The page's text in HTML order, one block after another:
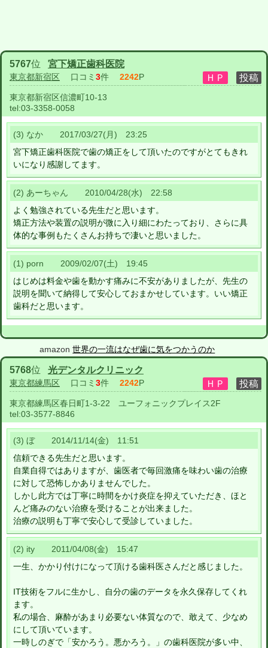
5767位 宮下矯正歯科医院
東京都新宿区 口コミ 3件 2242P
東京都新宿区信濃町10-13
tel:03-3358-0058
(3) なか 2017/03/27(月) 23:25
宮下矯正歯科医院で歯の矯正をして頂いたのですがとてもきれ
いになり感謝してます。
(2) あーちゃん 2010/04/28(水) 22:58
よく勉強されている先生だと思います。
矯正方法や装置の説明が微に入り細にわたっており、さらに具
体的な事例もたくさんお持ちで凄いと思いました。
(1) porn 2009/02/07(土) 19:45
はじめは料金や歯を動かす痛みに不安がありましたが、先生の
説明を聞いて納得して安心しておまかせしています。いい矯正
歯科だと思います。
amazon世界の一流はなぜ歯に気をつかうのか
5768位 光デンタルクリニック
東京都練馬区 口コミ 3件 2242P
東京都練馬区春日町1-3-22 ユーフォニックプレイス2F
tel:03-3577-8846
(3) ぼ 2014/11/14(金) 11:51
信頼できる先生だと思います。
自業自得ではありますが、歯医者で毎回激痛を味わい歯の治療
に対して恐怖しかありませんでした。
しかし此方では丁寧に時間をかけ炎症を抑えていただき、ほと
んど痛みのない治療を受けることが出来ました。
治療の説明も丁寧で安心して受診していました。
(2) ity 2011/04/08(金) 15:47
一生、かかり付けになって頂ける歯科医さんだと感じました。
IT技術をフルに生かし、自分の歯のデータを永久保存してくれ
ます。
私の場合、麻酔があまり必要ない体質なので、敢えて、少なめ
にして頂いています。
一時しのぎで「安かろう。悪かろう。」の歯科医院が多い中、